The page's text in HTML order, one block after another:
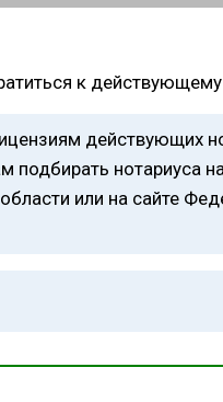
к действующему
действующих
нотариуса
или на сайте